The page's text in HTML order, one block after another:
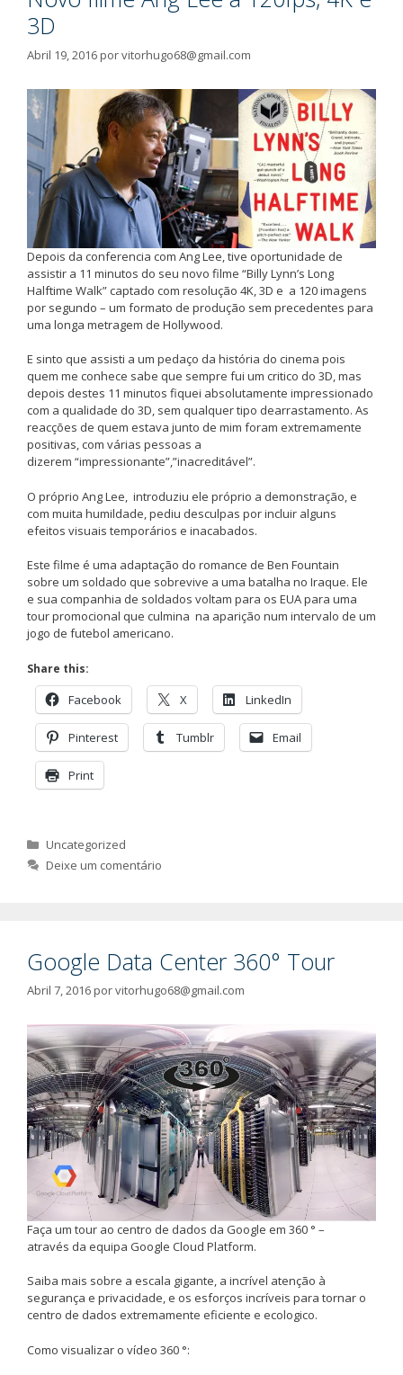
3D
Abril 19, 2016porvitorhugo68@gmail.com
Depois da conferencia com Ang Lee, tive oportunidade de
assistir a 11 minutos do seu novo filme “Billy Lynn’s Long
Halftime Walk” captado com resolução 4K, 3D e a 120 imagens
por segundo – um formato de produção sem precedentes para
uma longa metragem de Hollywood.
E sinto que assisti a um pedaço da história do cinema pois
quem me conhece sabe que sempre fui um critico do 3D, mas
depois destes 11 minutos fiquei absolutamente impressionado
com a qualidade do 3D, sem qualquer tipo dearrastamento. As
reacções de quem estava junto de mim foram extremamente
positivas, com várias pessoas a
dizerem “impressionante”,”inacreditável”.
O próprio Ang Lee, introduziu ele próprio a demonstração, e
com muita humildade, pediu desculpas por incluir alguns
efeitos visuais temporários e inacabados.
Este filme é uma adaptação do romance de Ben Fountain
sobre um soldado que sobrevive a uma batalha no Iraque. Ele
e sua companhia de soldados voltam para os EUA para uma
tour promocional que culmina na aparição num intervalo de um
jogo de futebol americano.
Share this:
Facebook X LinkedIn
Pinterest Tumblr Email
Print
Categorias
Uncategorized
Deixe um comentário
Google Data Center 360° Tour
Abril 7, 2016porvitorhugo68@gmail.com
Faça um tour ao centro de dados da Google em 360 ° –
através da equipa Google Cloud Platform.
Saiba mais sobre a escala gigante, a incrível atenção à
segurança e privacidade, e os esforços incríveis para tornar o
centro de dados extremamente eficiente e ecologico.
Como visualizar o vídeo 360 °: